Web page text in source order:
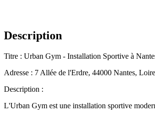
Description
Titre : Urban Gym - Installation Sportive à
Adresse : 7 Allée de l'Erdre, 44000 Nantes,
Description :
L'Urban Gym est une installation sportive